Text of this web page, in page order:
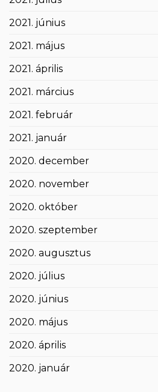
2021. június
2021. május
2021. április
2021. március
2021. február
2021. január
2020. december
2020. november
2020. október
2020. szeptember
2020. augusztus
2020. július
2020. június
2020. május
2020. április
2020. január